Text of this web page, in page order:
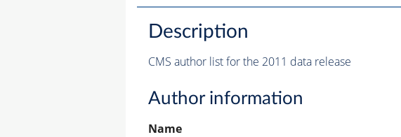
Description
CMS author list for the 2011 data release
Author information
Name